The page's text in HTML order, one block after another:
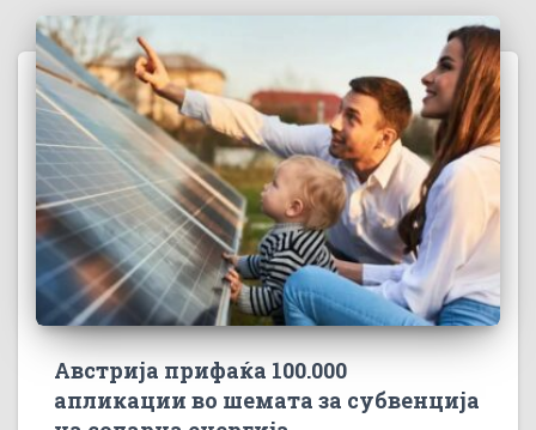
Австрија прифаќа 100.000
апликации во шемата за субвенција